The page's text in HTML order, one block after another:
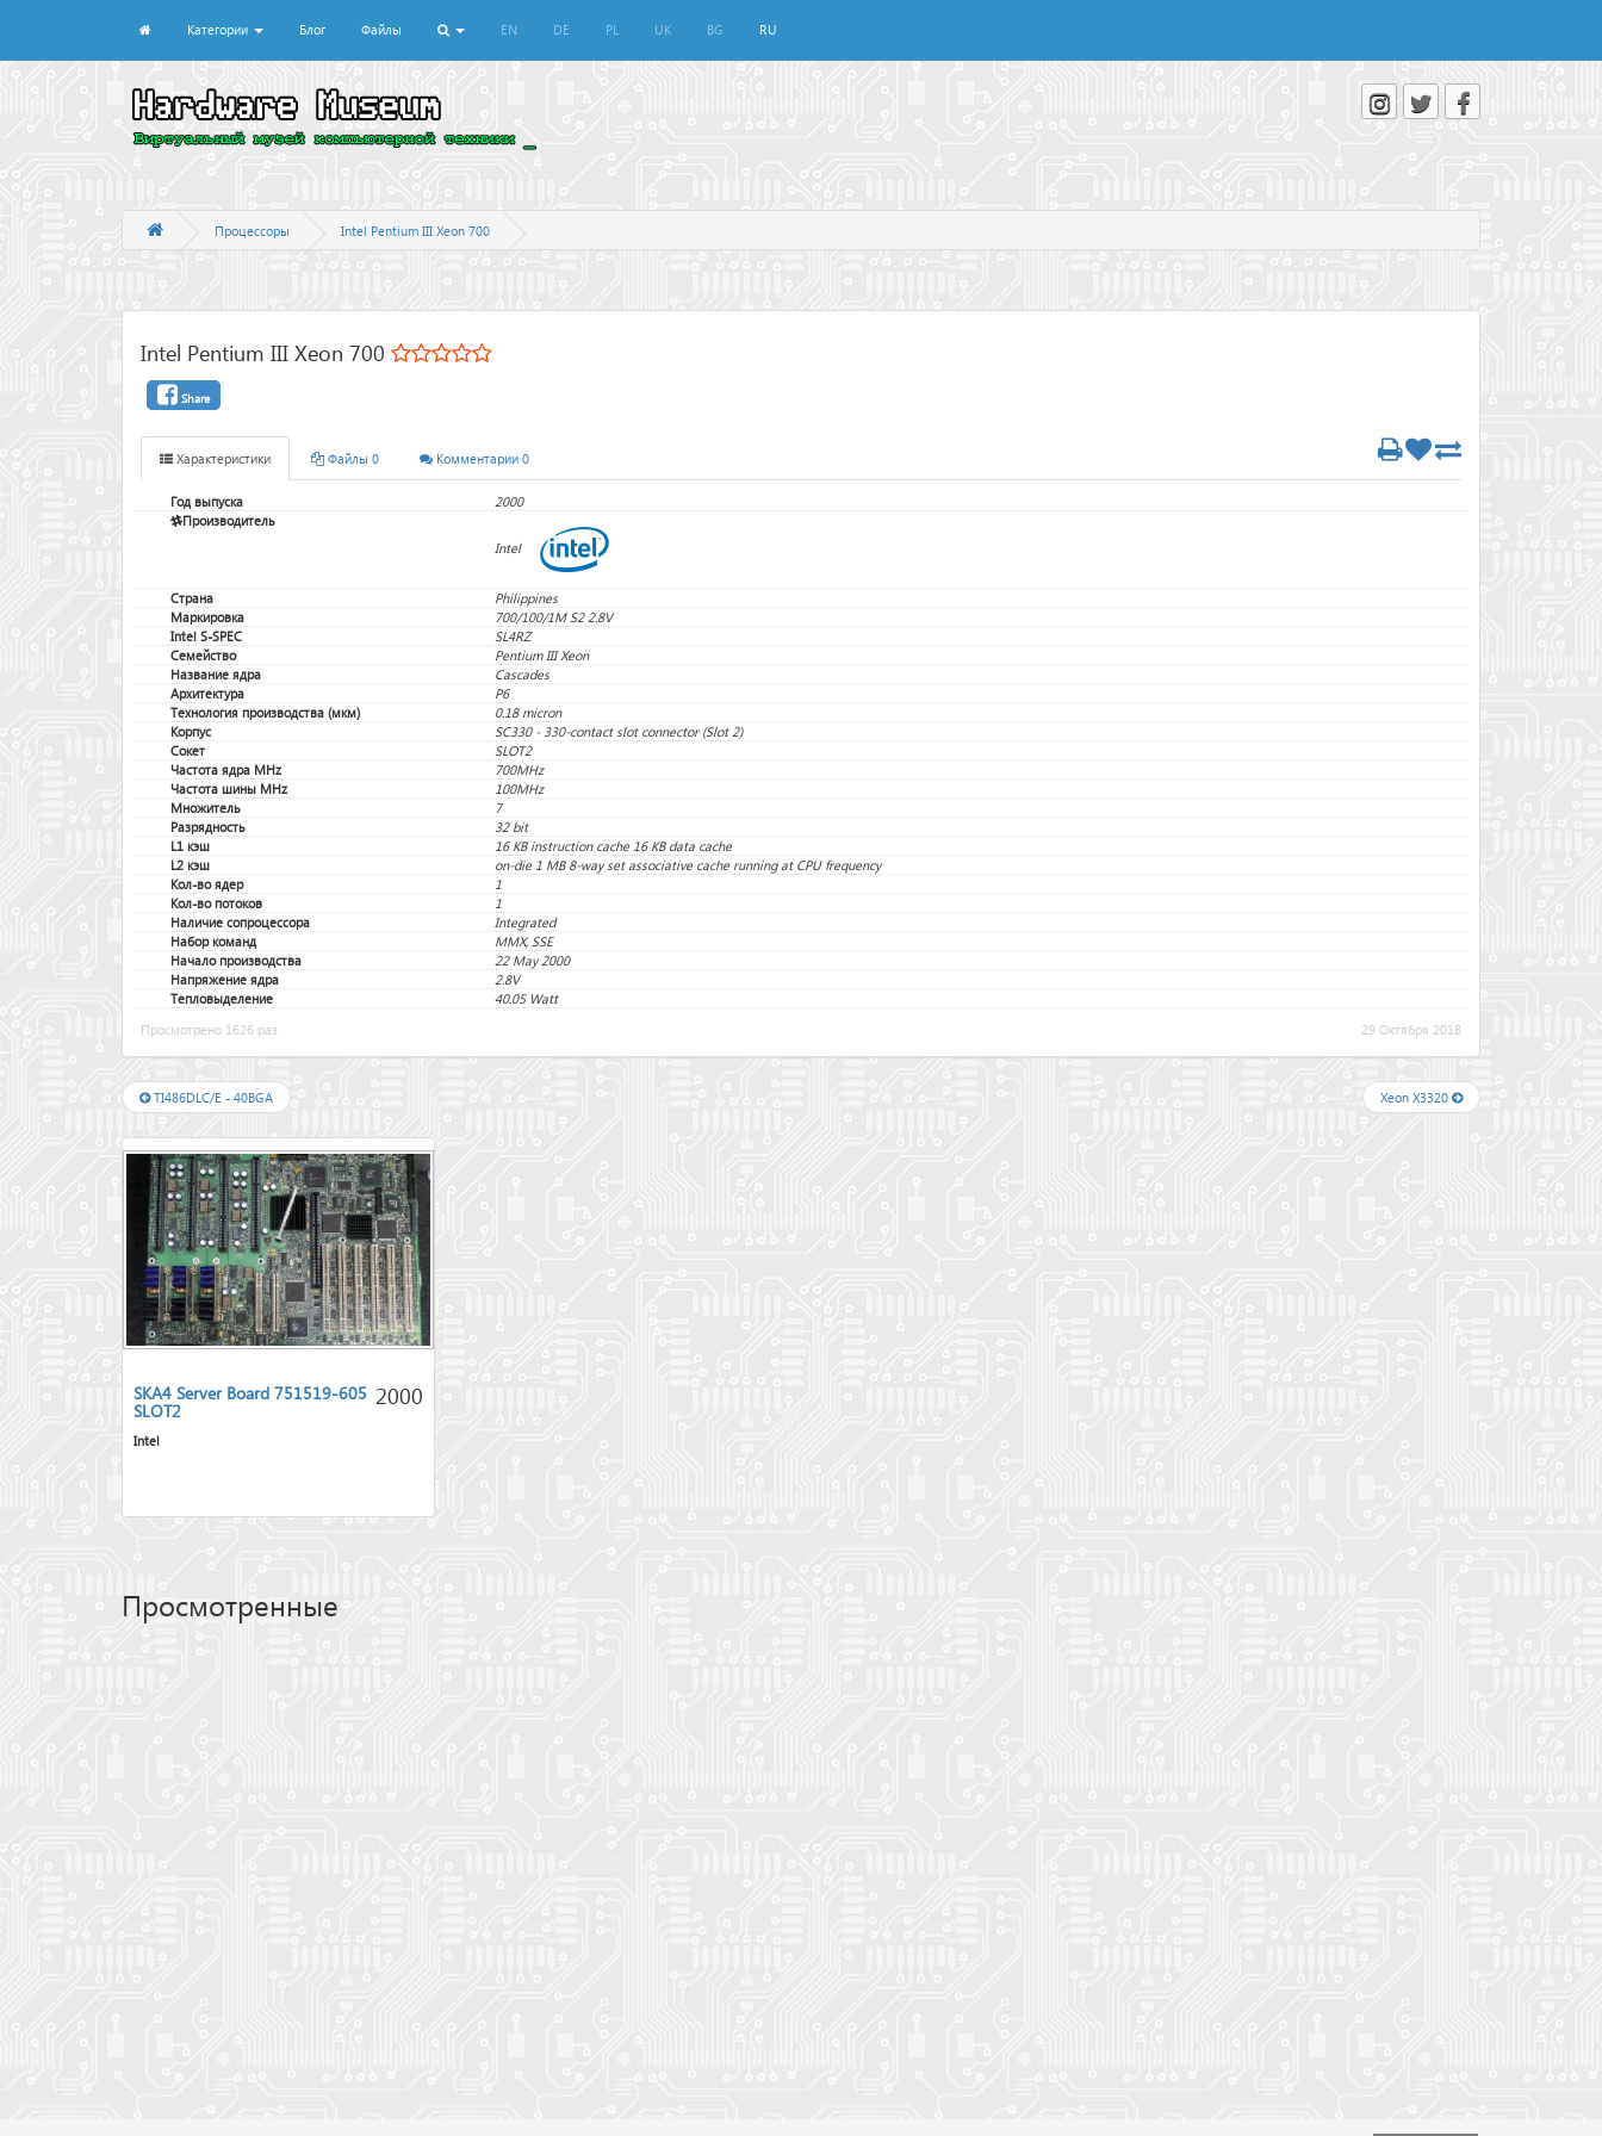
Категории Блог Файлы EN DE PL UK BG RU
Процессоры Intel Pentium III Xeon 700
Intel Pentium III Xeon 700
Share
Характеристики Файлы 0 Комментарии 0
Год выпуска
2000
Производитель
Intel
Страна
Philippines
Маркировка
700/100/1M S2 2.8V
Intel S-SPEC
SL4RZ
Семейство
Pentium III Xeon
Название ядра
Cascades
Архитектура
P6
Технология производства (мкм)
0.18 micron
Корпус
SC330 - 330-contact slot connector (Slot 2)
Сокет
SLOT2
Частота ядра MHz
700MHz
Частота шины MHz
100MHz
Множитель
7
Разрядность
32 bit
L1 кэш
16 KB instruction cache 16 KB data cache
L2 кэш
on-die 1 MB 8-way set associative cache running at CPU frequency
Кол-во ядер
1
Кол-во потоков
1
Наличие сопроцессора
Integrated
Набор команд
MMX, SSE
Начало производства
22 May 2000
Напряжение ядра
2.8V
Тепловыделение
40.05 Watt
Просмотрено 1626 раз
29 Октября 2018
TI486DLC/E - 40BGA Xeon X3320
2000
SKA4 Server Board 751519-605
SLOT2
Intel
Просмотренные